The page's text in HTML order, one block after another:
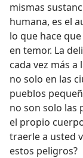
mismas
humana, es el
lo que hace
en temor. La
cada vez más
no solo en las
pueblos
no son solo las
el propio
traerle a usted
estos peligros?